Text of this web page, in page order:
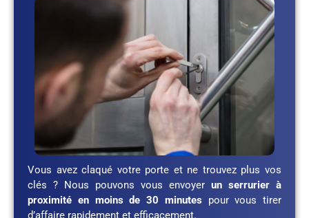
Vous avez claqué votre porte et ne trouvez plus vos
clés ? Nous pouvons vous envoyer un serrurier à
proximité en moins de 30 minutes pour vous tirer
d’affaire rapidement et efficacement.